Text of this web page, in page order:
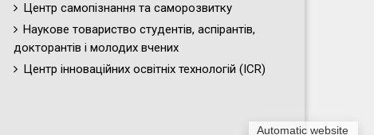
Automatic website
Центр самопізнання та саморозвитку
Наукове товариство студентів, аспірантів,
докторантів і молодих вчених
Центр інноваційних освітніх технологій (ICR)